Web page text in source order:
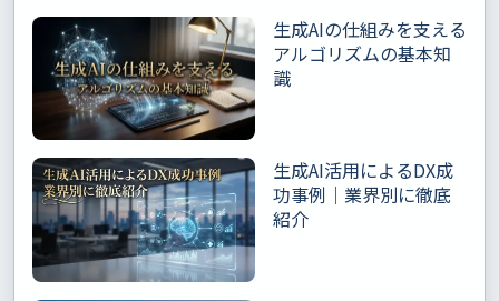
生成AIの仕組みを支える
アルゴリズムの基本知
識
生成AI活用によるDX成
功事例｜業界別に徹底
紹介